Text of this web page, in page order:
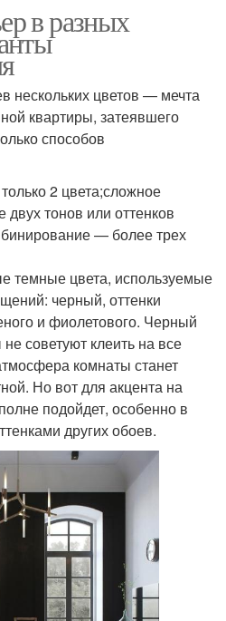
в разных
нескольких цветов — мечта
квартиры, затеявшего
способов
2 цвета;сложное
тонов или оттенков
— более трех
темные цвета, используемые
черный, оттенки
и фиолетового. Черный
советуют клеить на все
комнаты станет
Но вот для акцента на
подойдет, особенно в
других обоев.